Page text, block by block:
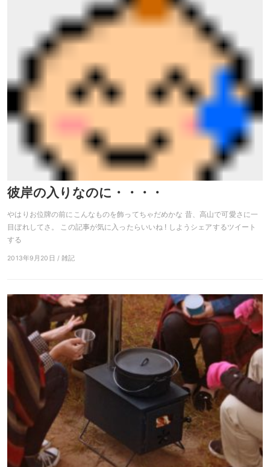
彼岸の入りなのに・・・・
やはりお位牌の前にこんなものを飾ってちゃだめかな 昔、高山で可愛さに一
目ぼれしてさ。 この記事が気に入ったらいいね ! しようシェアするツイート
する
2013年9月20日 / 雑記